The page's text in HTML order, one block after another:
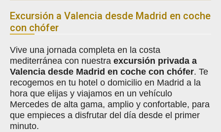
Excursión a Valencia desde Madrid en coche
con chófer
Vive una jornada completa en la costa
mediterránea con nuestra excursión privada a
Valencia desde Madrid en coche con chófer. Te
recogemos en tu hotel o domicilio en Madrid a la
hora que elijas y viajamos en un vehículo
Mercedes de alta gama, amplio y confortable, para
que empieces a disfrutar del día desde el primer
minuto.